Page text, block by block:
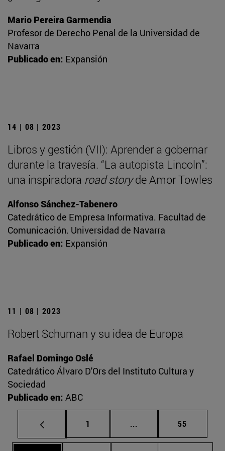
Mario Pereira Garmendia
Profesor de Derecho Penal de la Universidad de
Navarra
Publicado en: Expansión
14 | 08 | 2023
Libros y gestión (VII): Aprender a gobernar
durante la travesía. “La autopista Lincoln”:
una inspiradora road storyde Amor Towles
Alfonso Sánchez-Tabenero
Catedrático de Empresa Informativa. Facultad de
Comunicación. Universidad de Navarra
Publicado en: Expansión
11 | 08 | 2023
Robert Schuman y su idea de Europa
Rafael Domingo Oslé
Catedrático Álvaro D'Ors del Instituto Cultura y
Sociedad
Publicado en: ABC
Página
1 ... Páginas intermedias
Página
55